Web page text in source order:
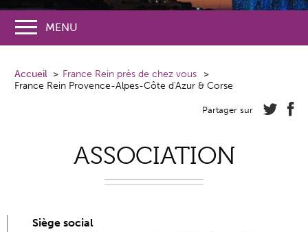
MENU
Accueil
France Rein près de chez vous
France Rein Provence-Alpes-Côte d'Azur & Corse
Partager sur
ASSOCIATION
Siège social